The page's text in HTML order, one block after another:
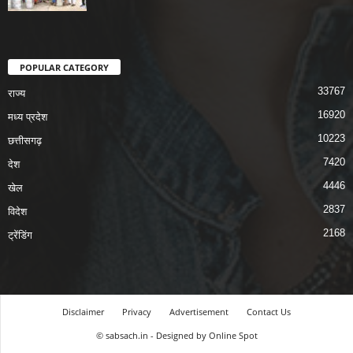
POPULAR CATEGORY
राज्य 33767
मध्य प्रदेश 16920
छत्तीसगढ़ 10223
देश 7420
खेल 4446
विदेश 2837
ट्रेंडिंग 2168
Disclaimer Privacy Advertisement
Contact Us
© sabsach.in - Designed by Online Spot